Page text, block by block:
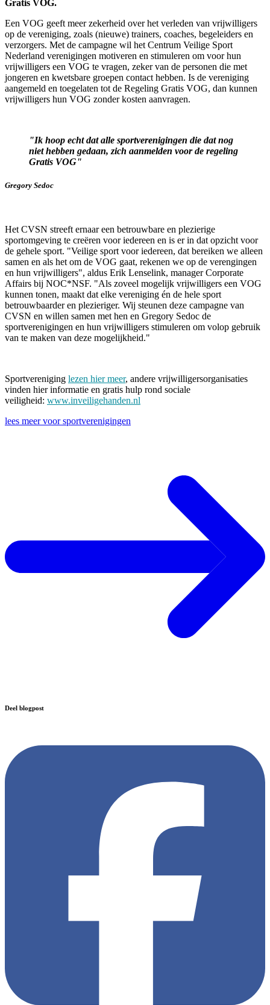
Gratis VOG.
Een VOG geeft meer zekerheid over het verleden van vrijwilligers
op de vereniging, zoals (nieuwe) trainers, coaches, begeleiders en
verzorgers. Met de campagne wil het Centrum Veilige Sport
Nederland verenigingen motiveren en stimuleren om voor hun
vrijwilligers een VOG te vragen, zeker van de personen die met
jongeren en kwetsbare groepen contact hebben. Is de vereniging
aangemeld en toegelaten tot de Regeling Gratis VOG, dan kunnen
vrijwilligers hun VOG zonder kosten aanvragen.
"Ik hoop echt dat alle sportverenigingen die dat nog
niet hebben gedaan, zich aanmelden voor de regeling
Gratis VOG"
Gregory Sedoc
Het CVSN streeft ernaar een betrouwbare en plezierige
sportomgeving te creëren voor iedereen en is er in dat opzicht voor
de gehele sport. "Veilige sport voor iedereen, dat bereiken we alleen
samen en als het om de VOG gaat, rekenen we op de verengingen
en hun vrijwilligers", aldus Erik Lenselink, manager Corporate
Affairs bij NOC*NSF. "Als zoveel mogelijk vrijwilligers een VOG
kunnen tonen, maakt dat elke vereniging én de hele sport
betrouwbaarder en plezieriger. Wij steunen deze campagne van
CVSN en willen samen met hen en Gregory Sedoc de
sportverenigingen en hun vrijwilligers stimuleren om volop gebruik
van te maken van deze mogelijkheid."
Sportvereniging lezen hier meer, andere vrijwilligersorganisaties
vinden hier informatie en gratis hulp rond sociale
veiligheid: www.inveiligehanden.nl
lees meer voor sportverenigingen
Deel blogpost